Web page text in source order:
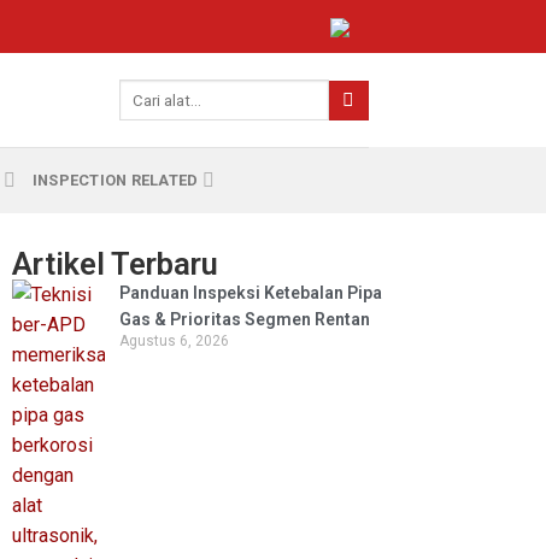
INSPECTION RELATED
Artikel Terbaru
Panduan Inspeksi Ketebalan Pipa
Gas & Prioritas Segmen Rentan
Agustus 6, 2026